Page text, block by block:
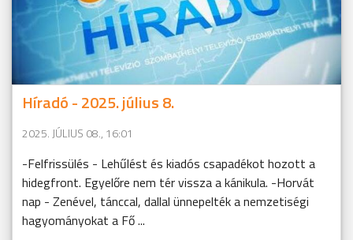
Híradó - 2025. július 8.
2025. JÚLIUS 08., 16:01
-Felfrissülés - Lehűlést és kiadós csapadékot hozott a
hidegfront. Egyelőre nem tér vissza a kánikula. -Horvát
nap - Zenével, tánccal, dallal ünnepelték a nemzetiségi
hagyományokat a Fő ...